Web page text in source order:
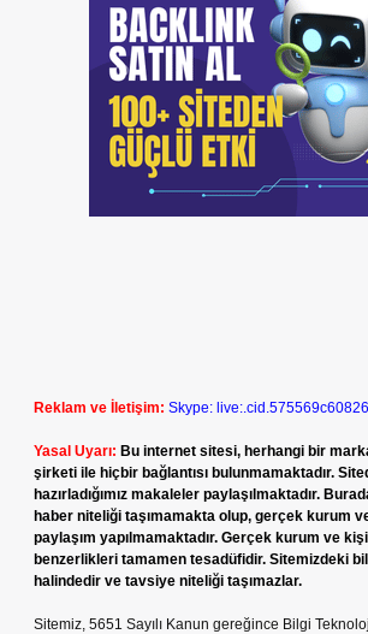
Reklam ve İletişim: Skype:
Yasal Uyarı: Bu internet sitesi, herhangi bir
şirketi ile hiçbir bağlantısı bulunmamaktadır.
hazırladığımız makaleler paylaşılmaktadır.
haber niteliği taşımamakta olup, gerçek kurum
paylaşım yapılmamaktadır. Gerçek kurum ve
benzerlikleri tamamen tesadüfidir. Sitemizdeki
halindedir ve tavsiye niteliği taşımazlar.
Sitemiz, 5651 Sayılı Kanun gereğince Bilgi